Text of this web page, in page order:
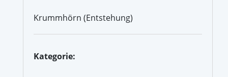
Krummhörn (Entstehung)
Kategorie: